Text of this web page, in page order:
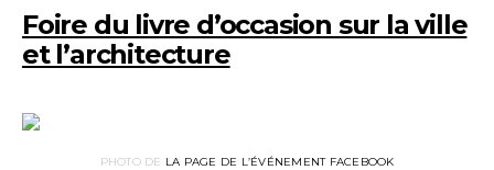
Foire du livre d’occasion sur la ville
et l’architecture
PHOTO DE LA PAGE DE L’ÉVÉNEMENT FACEBOOK